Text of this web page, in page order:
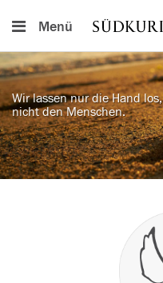
Menü
Wir lassen nur die Hand los,
nicht den Menschen.